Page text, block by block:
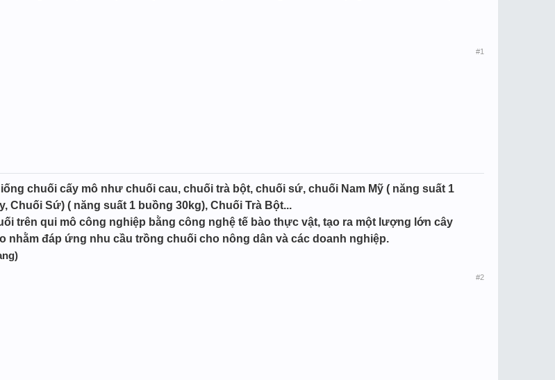
#1
chuối cấy mô như chuối cau, chuối trà bột, chuối sứ, chuối Nam Mỹ ( năng suất 1
Chuối Sứ) ( năng suất 1 buồng 30kg), Chuối Trà Bột...
trên qui mô công nghiệp bằng công nghệ tế bào thực vật, tạo ra một lượng lớn cây
nhằm đáp ứng nhu cầu trồng chuối cho nông dân và các doanh nghiệp.
#2